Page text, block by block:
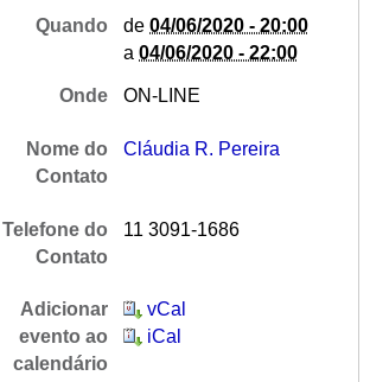
Quando de04/06/2020 - 20:00
a04/06/2020 - 22:00
Onde ON-LINE
Nome do
Contato
Cláudia R. Pereira
Telefone do
Contato
11 3091-1686
Adicionar
evento ao
calendário
vCal
iCal